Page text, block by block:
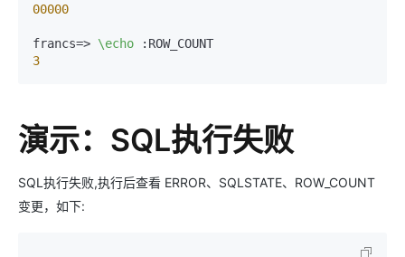
00000
francs=> \echo
3
演示：SQL执行失败
SQL执行失败,执行后查看 ERROR、SQLSTATE、ROW_COUNT
变更，如下: